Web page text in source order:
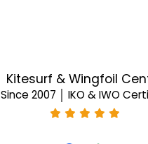
Kitesurf & Wingfoil
Since 2007 │ IKO & IWO